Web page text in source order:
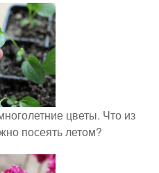
цветы. Что из
посеять летом?